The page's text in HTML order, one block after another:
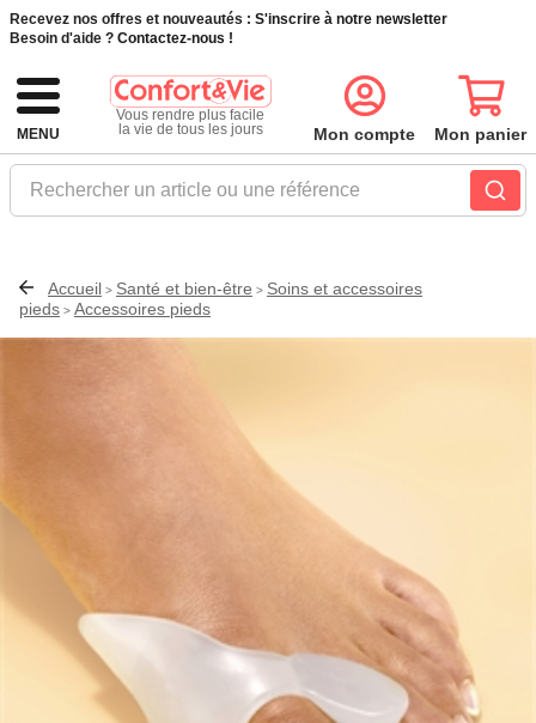
Recevez nos offres et nouveautés : S'inscrire à notre newsletter
Besoin d'aide ? Contactez-nous !
MENU
Vous rendre plus facile
la vie de tous les jours
Rechercher un article ou une référence
Mon compte Mon panier
Accueil > Santé et bien-être > Soins et accessoires
pieds > Accessoires pieds